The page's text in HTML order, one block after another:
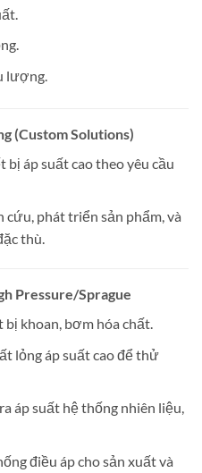
lượng.
(Custom Solutions)
bị áp suất cao theo yêu cầu
phát triển sản phẩm, và
thù.
Pressure/Sprague
khoan, bơm hóa chất.
lỏng áp suất cao để thử
áp suất hệ thống nhiên liệu,
điều áp cho sản xuất và